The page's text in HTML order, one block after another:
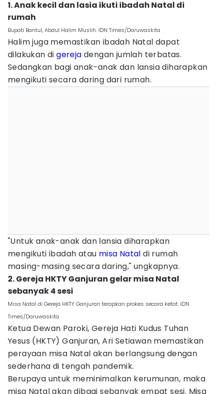
1. Anak kecil dan lasia ikuti ibadah Natal di
rumah
Bupati Bantul, Abdul Halim Muslih. IDN Times/Daruwaskita
Halim juga memastikan ibadah Natal dapat
dilakukan digereja dengan jumlah terbatas.
Sedangkan bagi anak-anak dan lansia diharapkan
mengikuti secara daring dari rumah.
"Untuk anak-anak dan lansia diharapkan
mengikuti ibadah atau misa Natal di rumah
masing-masing secara daring," ungkapnya.
2. Gereja HKTY Ganjuran gelar misa Natal
sebanyak 4 sesi
Misa Natal di Gereja HKTY Ganjuran terapkan prokes secara ketat. IDN
Times/Daruwaskita
Ketua Dewan Paroki, Gereja Hati Kudus Tuhan
Yesus (HKTY) Ganjuran, Ari Setiawan memastikan
perayaan misa Natal akan berlangsung dengan
sederhana di tengah pandemik.
Berupaya untuk meminimalkan kerumunan, maka
misa Natal akan dibagi sebanyak empat sesi. Misa